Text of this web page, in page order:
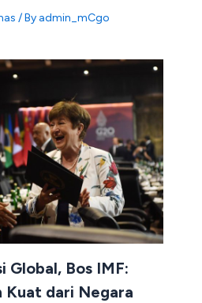
/ By admin_mCgo
Global, Bos IMF:
Kuat dari Negara